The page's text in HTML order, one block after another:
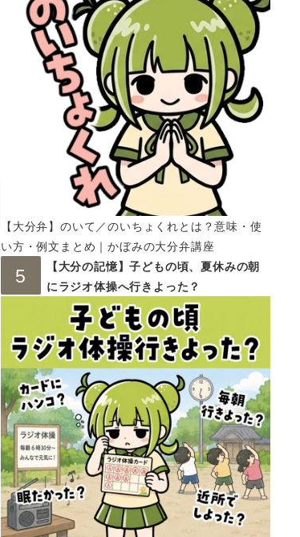
【大分弁】のいて／のいちょくれとは？意味・使
い方・例文まとめ｜かぼみの大分弁講座
【大分の記憶】子どもの頃、夏休みの朝
にラジオ体操へ行きよった？